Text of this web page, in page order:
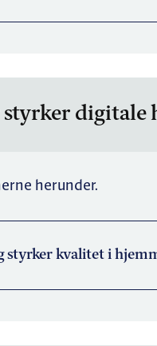
digitale
herunder.
styrker kvalitet i